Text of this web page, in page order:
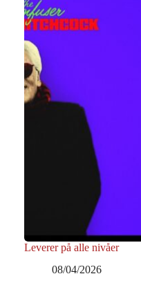
Leverer på alle nivåer
08/04/2026